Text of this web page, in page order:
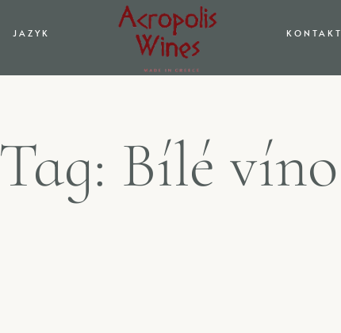
JAZYK KONTAKT
Tag: Bílé víno